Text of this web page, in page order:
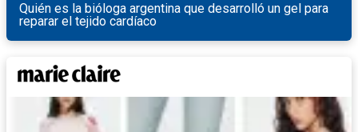
Quién es la bióloga argentina que desarrolló un gel para
reparar el tejido cardíaco